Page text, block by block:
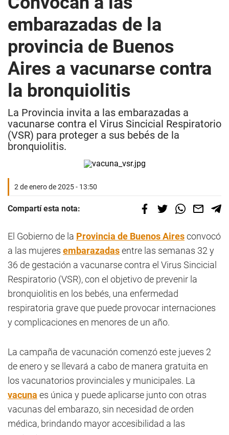
embarazadas de la
provincia de Buenos
Aires a vacunarse contra
la bronquiolitis
La Provincia invita a las embarazadas a
vacunarse contra el Virus Sincicial Respiratorio
(VSR) para proteger a sus bebés de la
bronquiolitis.
2 de enero de 2025 - 13:50
Compartí esta nota:
El Gobierno de la Provincia de Buenos Airesconvocó
a las mujeres embarazadasentre las semanas 32 y
36 de gestación a vacunarse contra el Virus Sincicial
Respiratorio (VSR), con el objetivo de prevenir la
bronquiolitis en los bebés, una enfermedad
respiratoria grave que puede provocar internaciones
y complicaciones en menores de un año.
La campaña de vacunación comenzó este jueves 2
de enero y se llevará a cabo de manera gratuita en
los vacunatorios provinciales y municipales. La
vacuna es única y puede aplicarse junto con otras
vacunas del embarazo, sin necesidad de orden
médica, brindando mayor accesibilidad a las